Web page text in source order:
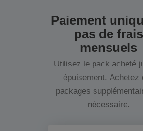
Paiement
pas de frais
mensuels
Utilisez le pack acheté
épuisement. Achetez
packages
nécessaire.